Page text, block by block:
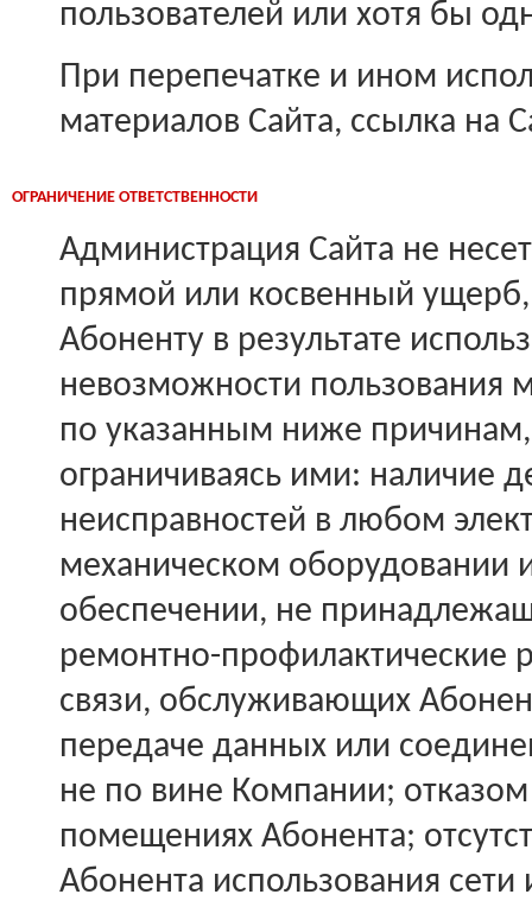
пользователей или хотя бы
При перепечатке и ином
материалов Сайта, ссылка на
ОГРАНИЧЕНИЕ ОТВЕТСТВЕННОСТИ
Администрация Сайта не
прямой или косвенный
Абоненту в результате
невозможности пользования
по указанным ниже
ограничиваясь ими: наличие
неисправностей в любом
механическом оборудовании
обеспечении, не
ремонтно-профилактические
связи, обслуживающих
передаче данных или
не по вине Компании; отказом
помещениях Абонента;
Абонента использования сети